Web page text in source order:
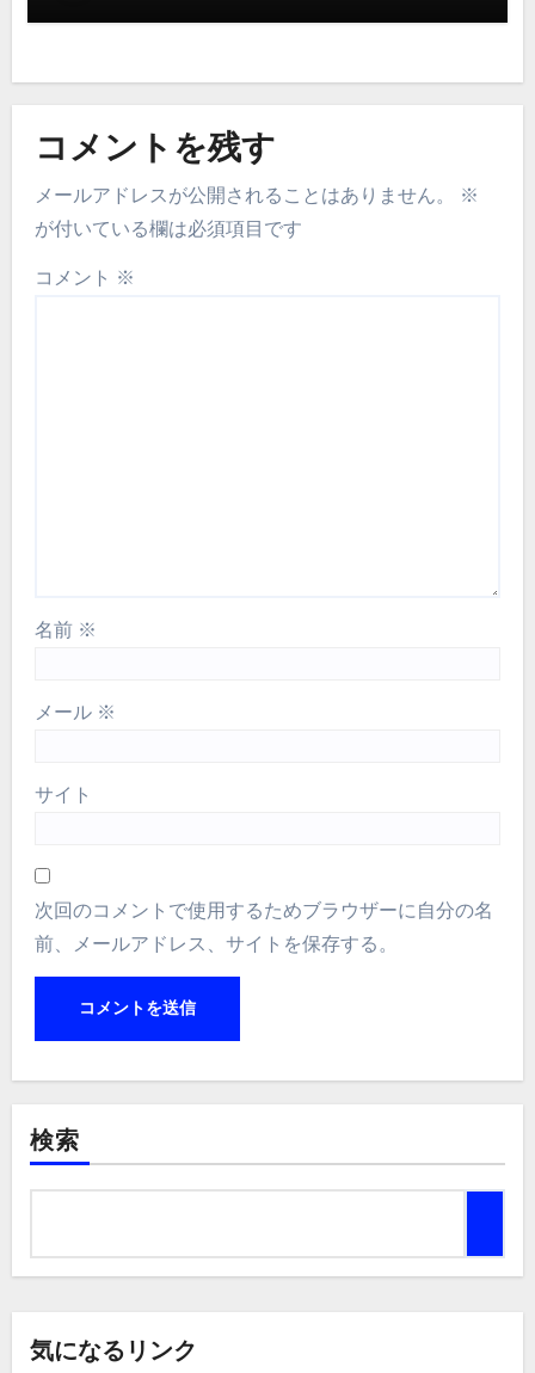
コメントを残す
メールアドレスが公開されることはありません。
※
が付いている欄は必須項目です
コメント ※
名前 ※
メール ※
サイト
次回のコメントで使用するためブラウザーに自分の名
前、メールアドレス、サイトを保存する。
検索
気になるリンク